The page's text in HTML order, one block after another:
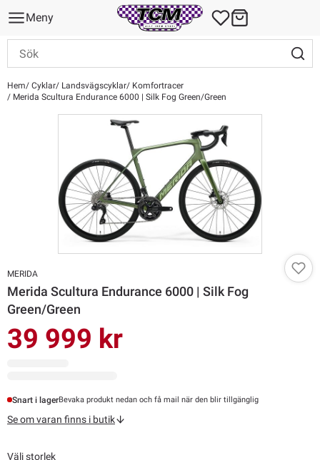
Meny
Hem Cyklar Landsvägscyklar
Komfortracer
Merida Scultura Endurance 6000 | Silk Fog Green/Green
MERIDA
Merida Scultura Endurance 6000 | Silk Fog
Green/Green
39 999 kr
Snart i lagerBevaka produkt nedan och få mail när den blir tillgänglig
Se om varan finns i butik
Välj storlek